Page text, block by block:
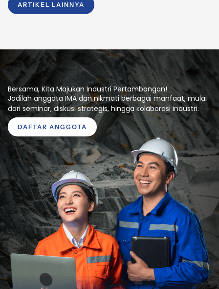
ARTIKEL LAINNYA
Bersama, Kita Majukan Industri Pertambangan!
Jadilah anggota IMA dan nikmati berbagai manfaat, mulai
dari seminar, diskusi strategis, hingga kolaborasi industri.
DAFTAR ANGGOTA